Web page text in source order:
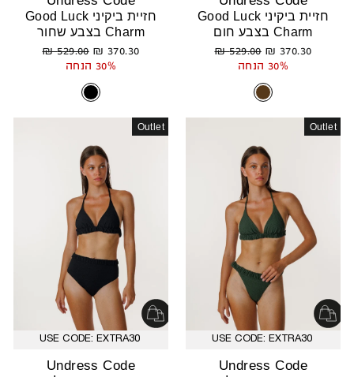
חזיית ביקיני Good Luck
Charm בצבע חום
370.30 ₪
מחיר
רגיל
529.00 ₪
מחיר
30% הנחה
חזיית ביקיני Good Luck
Charm בצבע שחור
370.30 ₪
מחיר
רגיל
529.00 ₪
מחיר
30% הנחה
Outlet
USE CODE: EXTRA30
Undress Code
Outlet
USE CODE: EXTRA30
Undress Code